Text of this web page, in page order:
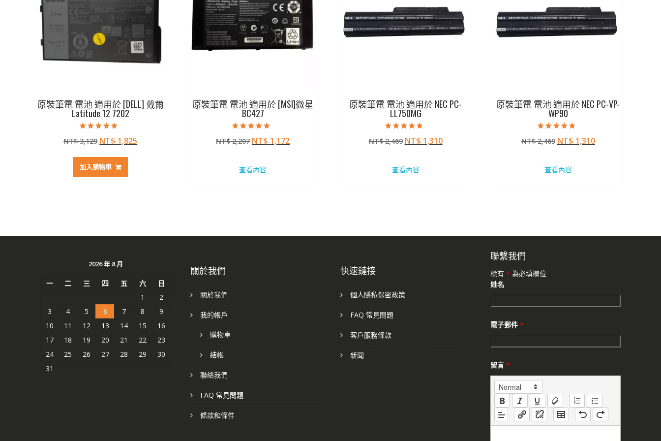
原裝筆電 電池 適用於 [DELL] 戴爾
Latitude 12 7202
5.00
滿分 5
NT$3,129 原
價
格：
NT$ 1,825
加入購物車
原裝筆電 電池 適用於 [MSI]微星
BC427
5.00
滿分 5
NT$2,207 原
格：
NT$ 1,172目
查看內容
原裝筆電 電池 適用於 NEC PC-
LL750MG
4.50
滿分 5
NT$2,469 原
格：
NT$ 1,310目
查看內容
原裝筆電 電池 適用於 NEC PC-VP-
WP90
4.50
滿分 5
NT$2,469 原
格：
NT$ 1,310目
查看內容
2026 年 8 月
一 二 三 四 五 六
日
1
2
3
4 5 6 7 8
9
10
11 12 13 14 15
16
17
18 19 20 21 22
23
24
25 26 27 28 29
30
31
關於我們
關於我們
我的帳戶
購物車
結帳
聯絡我們
FAQ 常見問題
條款和條件
快速鏈接
個人隱私保密政策
FAQ 常見問題
客戶服務條款
新聞
聯繫我們
標有 * 為必填欄位
姓名
電子郵件 *
留言 *